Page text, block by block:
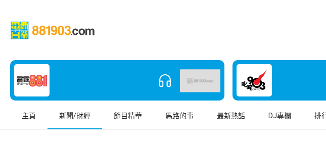
主頁 新聞/財經 節目精華 馬路的事 最新熱話 DJ專欄 排